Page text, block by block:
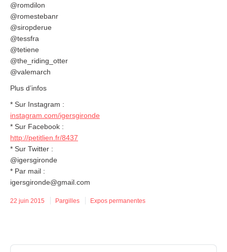
@romdilon
@romestebanr
@siropderue
@tessfra
@tetiene
@the_riding_otter
@valemarch
Plus d’infos
* Sur Instagram :
instagram.com/igersgironde
* Sur Facebook :
http://petitlien.fr/8437
* Sur Twitter :
@igersgironde
* Par mail :
igersgironde@gmail.com
22 juin 2015 Pargilles Expos permanentes